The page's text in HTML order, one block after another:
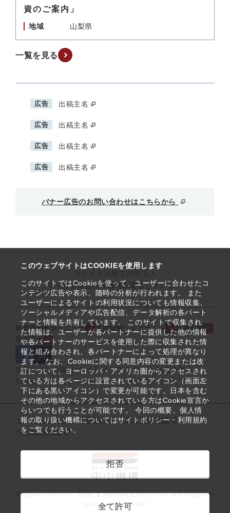
このウェブサイトはCOOKIEを使用します
このサイトではCookieを使って、ユーザーに合わせたコ
ンテンツ広告や表示、随時の分析が行われます。 また
ユーザーによるサイトの利用状況についても情報収集、
ソーシャルメディアや広告配信、データ解析の各パート
ナーと情報を共有しています。 このサイトで収集され
た情報は、ユーザーが各パートナーに提供した他の情報
や各パートナーのサービスを使用した際に収集された情
報と組み合わされ、各パートナーによって処理が異なり
ます。 なお、Cookieに関する同意内容の変更または改
訂について、ヨーロッパ・アメリカ圏からアクセスされ
ている方は各ページに設置されているアイコン（画面左
下にある黒いアイコン）で変更が可能です。日本を含む
その他の地域からアクセスされている方はCookie宣言か
らいつでも行うことが可能です。 今回の概要、個人情
報の取り扱い機構についてはサイトポリシー・利用規約
をご覧ください。
拒否
全て許可
資のご案内」
地域 山梨県
一覧を見る
広告 出稿主名
広告 出稿主名
広告 出稿主名
広告 出稿主名
バナー広告のお問い合わせはこちらから
中小企業基盤整備機構が運営しています
経営課題解決メニュー 支援情報ヘッドライン
起業支援
取組事例
役立つリンク集 サイトマップ
サイト利用条件
SNS公式アカウント一覧
ウェブアクセシビリティ
サイトポリシー・利用規約
個人情報保護
中小機構とは
©Organization for Small & Medium Enterprises and Regional
Innovation, JAPAN